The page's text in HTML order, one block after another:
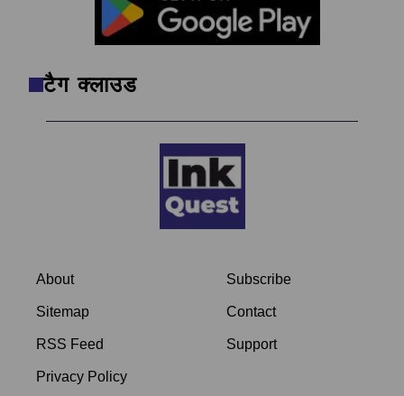
टैग क्लाउड
About
Sitemap
RSS Feed
Privacy Policy
Subscribe
Contact
Support